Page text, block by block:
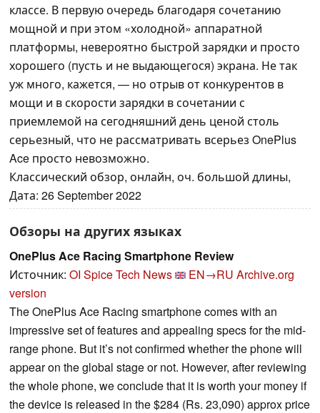
классе. В первую очередь благодаря сочетанию
мощной и при этом «холодной» аппаратной
платформы, невероятно быстрой зарядки и просто
хорошего (пусть и не выдающегося) экрана. Не так
уж много, кажется, — но отрыв от конкурентов в
мощи и в скорости зарядки в сочетании с
приемлемой на сегодняшний день ценой столь
серьезный, что не рассматривать всерьез OnePlus
Ace просто невозможно.
Классический обзор, онлайн, оч. большой длины,
Дата: 26 September 2022
Обзоры на других языках
OnePlus Ace Racing Smartphone Review
Источник: OI Spice Tech News EN→RU Archive.org
version
The OnePlus Ace Racing smartphone comes with an
impressive set of features and appealing specs for the mid-
range phone. But it’s not confirmed whether the phone will
appear on the global stage or not. However, after reviewing
the whole phone, we conclude that it is worth your money if
the device is released in the $284 (Rs. 23,090) approx price